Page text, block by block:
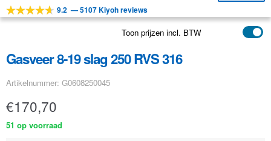
navigatie
inhoud
Tools
Toepassingen
Klantenservice
FAQ
9.2 —5107 Kiyoh reviews
Toon prijzen incl. BTW
Gasveer 8-19 slag 250 RVS 316
Artikelnummer: G0608250045
€170,70
51 op voorraad